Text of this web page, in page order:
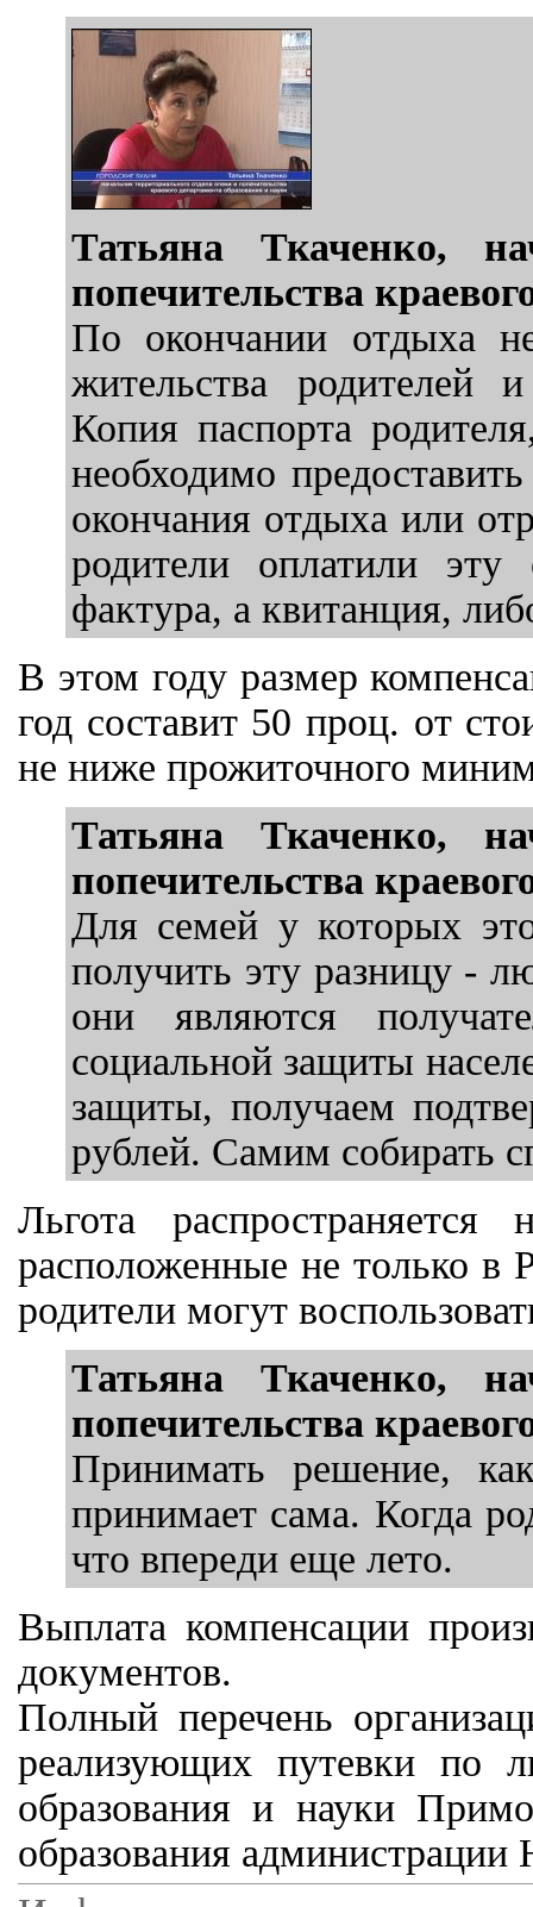
Татьяна Ткаченко,
попечительства
По окончании отдыха
жительства родителей
Копия паспорта
необходимо
окончания отдыха или
родители оплатили
фактура, а квитанция,
В этом году размер
год составит 50 проц. от
не ниже прожиточного
Татьяна Ткаченко,
попечительства
Для семей у которых
получить эту разницу -
они являются
социальной защиты
защиты, получаем
рублей. Самим собирать
Льгота
расположенные не только в
родители могут
Татьяна Ткаченко,
попечительства
Принимать решение,
принимает сама. Когда
что впереди еще лето.
Выплата компенсации
документов.
Полный перечень
реализующих путевки по
образования и науки
образования